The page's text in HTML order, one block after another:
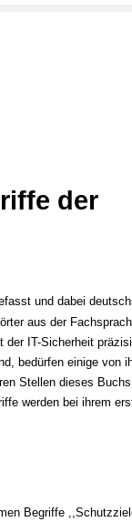
der
und dabei
aus der
IT-Sicherheit
bedürfen einige von
Stellen dieses
werden bei ihrem
Begriffe